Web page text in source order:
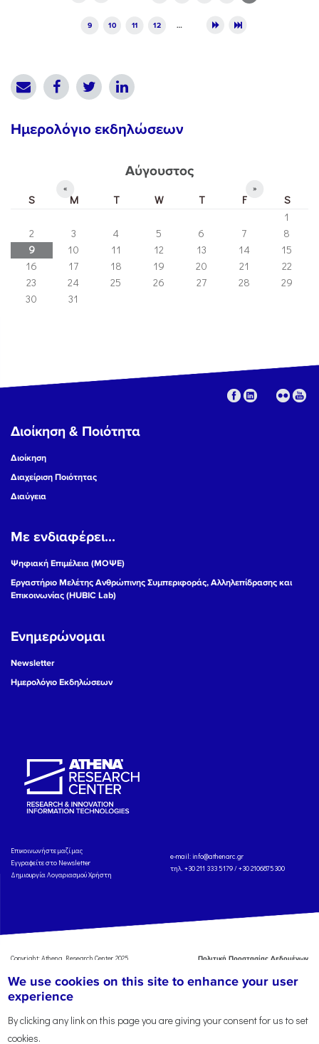
9 10 11 12 …
Ημερολόγιο εκδηλώσεων
Αύγουστος
« »
S M T W T F
S
1
2
3 4 5 6 7
8
9
10 11 12 13 14
15
16
17 18 19 20 21
22
23
24 25 26 27 28
29
30
31
Διοίκηση & Ποιότητα
Διοίκηση
Διαχείριση Ποιότητας
Διαύγεια
Με ενδιαφέρει...
Ψηφιακή Επιμέλεια (ΜΟΨΕ)
Εργαστήριο Μελέτης Ανθρώπινης Συμπεριφοράς, Αλληλεπίδρασης και
Επικοινωνίας (HUBIC Lab)
Ενημερώνομαι
Newsletter
Ημερολόγιο Εκδηλώσεων
Eπικοινωνήστε μαζί μας
Εγγραφείτε στο Newsletter
Δημιουργία Λογαριασμού Χρήστη
e-mail: info@athenarc.gr
τηλ. +30 211 333 5179 / +30 2106875300
Copyright: Athena Research Center, 2025
Πολιτική Προστασίας Δεδομένων
Χρήσης
Αναφορά
We use cookies on this site to enhance your user
experience
By clicking any link on this page you are giving your consent for us to set
cookies.